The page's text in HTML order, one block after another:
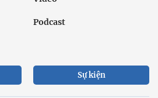
Podcast
Sự kiện